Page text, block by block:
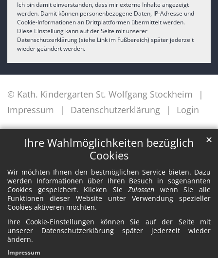
Ihre Wahlmöglichkeiten bezüglich
Cookies
Wir möchten Ihnen den bestmöglichen Service bieten. Dazu
werden Informationen über Ihren Besuch in sogenannten
Cookies gespeichert. Klicken SieZulassen wenn Sie alle
Funktionen dieser Website unter Verwendung spezieller
Cookies aktiveren möchten.
Ihre Cookie-Einstellungen können Sie auf der Seite mit
unserer Datenschutzerklärung später jederzeit wieder
ändern.
✕
Impressum
Ich bin damit einverstanden, dass mir externe Inhalte angezeigt
werden. Damit können personenbezogene Daten, IP-Adresse und
Cookie-Informationen an Drittplattformen übermittelt werden.
Diese Einstellung kann auf der Seite mit unserer
Datenschutzerklärung (siehe Link im Fußbereich) später jederzeit
wieder geändert werden.
© Kath. Kindergarten St. Wolfgang Stockheim
Impressum
Datenschutzerklärung Login